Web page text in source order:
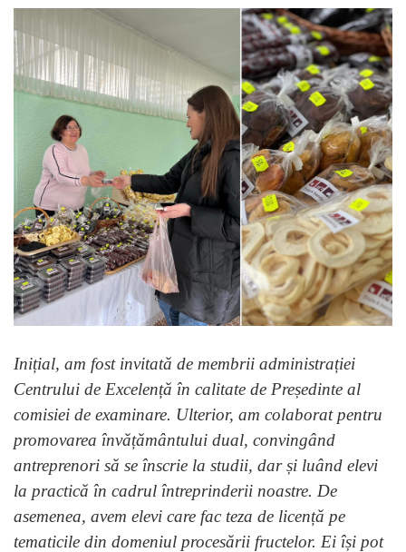
Inițial, am fost invitată de membrii administrației
Centrului de Excelență în calitate de Președinte al
comisiei de examinare. Ulterior, am colaborat pentru
promovarea învățământului dual, convingând
antreprenori să se înscrie la studii, dar și luând elevi
la practică în cadrul întreprinderii noastre. De
asemenea, avem elevi care fac teza de licență pe
tematicile din domeniul procesării fructelor. Ei își pot